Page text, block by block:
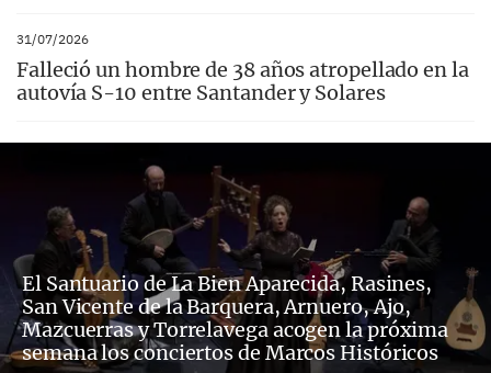
31/07/2026
Falleció un hombre de 38 años atropellado en la
autovía S-10 entre Santander y Solares
El Santuario de La Bien Aparecida, Rasines,
San Vicente de la Barquera, Arnuero, Ajo,
Mazcuerras y Torrelavega acogen la próxima
semana los conciertos de Marcos Históricos